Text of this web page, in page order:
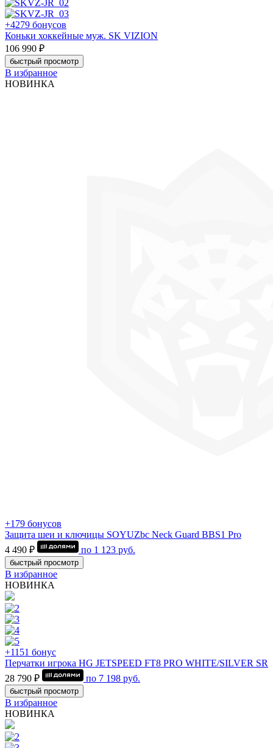
+4279 бонусов
Коньки хоккейные муж. SK VIZION
106 990 ₽
быстрый просмотр
В избранное
НОВИНКА
+179 бонусов
Защита шеи и ключицы SOYUZbc Neck Guard BBS1 Pro
4 490 ₽
по 1 123 руб.
быстрый просмотр
В избранное
НОВИНКА
+1151 бонус
Перчатки игрока HG JETSPEED FT8 PRO WHITE/SILVER SR
28 790 ₽
по 7 198 руб.
быстрый просмотр
В избранное
НОВИНКА